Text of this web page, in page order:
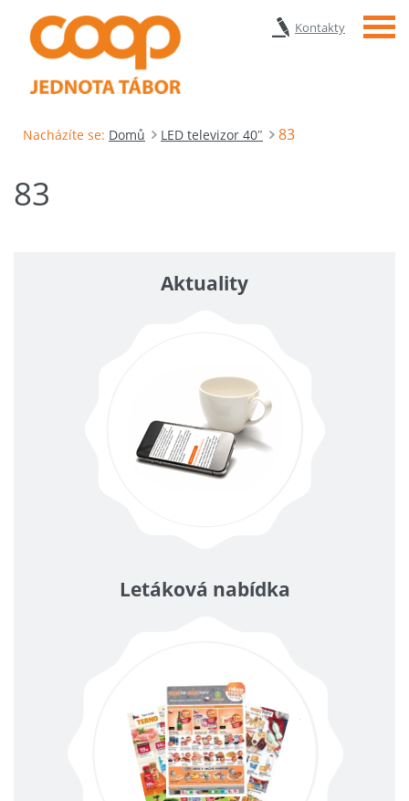
Kontakty Menu
Nacházíte se: Domů LED televizor 40″ 83
83
Aktuality
Letáková nabídka